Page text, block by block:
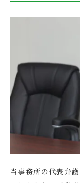
当事務所の代表弁